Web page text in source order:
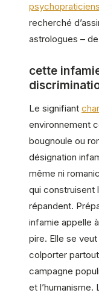
psychopraticiens
recherché
astrologues –
cette
Le signifiant
environnement
bougnoule ou
désignation
même ni
qui construisent
répandent.
infamie appelle
pire. Elle se
colporter partout
campagne
et l’humanisme.